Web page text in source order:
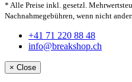
* Alle Preise inkl. gesetzl.
Nachnahmegebühren, wenn nicht
+41 71 220 88 48
info@breakshop.ch
× Close